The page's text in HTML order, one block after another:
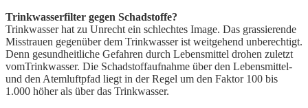
Trinkwasserfilter gegen Schadstoffe?
Trinkwasser hat zu Unrecht ein schlechtes Image. Das grassierende
Misstrauen gegenüber dem Trinkwasser ist weitgehend unberechtigt.
Denn gesundheitliche Gefahren durch Lebensmittel drohen zuletzt
vomTrinkwasser. Die Schadstoffaufnahme über den Lebensmittel-
und den Atemluftpfad liegt in der Regel um den Faktor 100 bis
1.000 höher als über das Trinkwasser.